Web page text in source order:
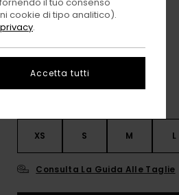
Fir
XS S M L
Consulta La Guida Alle Taglie
cookie di tipo analitico).
.
Accetta tutti